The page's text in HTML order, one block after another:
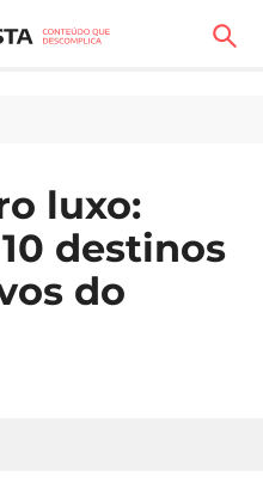
luxo:
destinos
do